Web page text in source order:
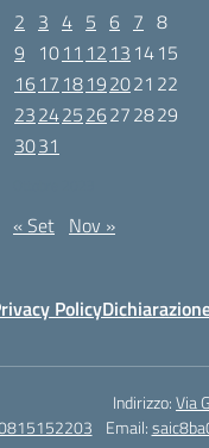
2 3 4 5 6 7 8
9 1011 12 13 1415
1617 18192021 22
23242526272829
3031
« Set Nov »
Policy
Indirizzo:Via
Email: